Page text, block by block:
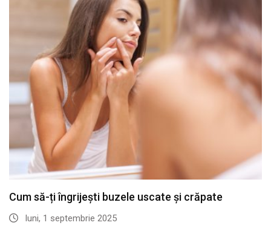
Cum să-ți îngrijești buzele uscate și crăpate
luni, 1 septembrie 2025